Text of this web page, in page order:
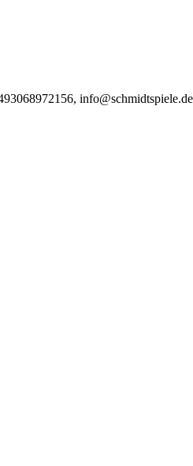
info@schmidtspiele.de